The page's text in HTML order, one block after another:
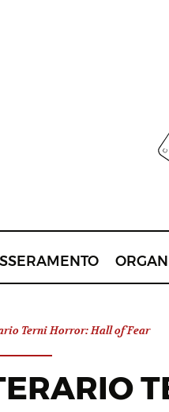
Terni Horror: Hall of Fear